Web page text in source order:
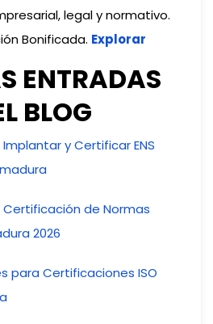
legal y normativo.
Bonificada. Explorar
ENTRADAS
BLOG
y Certificar ENS
Certificación de Normas
2026
para Certificaciones ISO